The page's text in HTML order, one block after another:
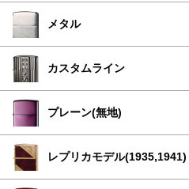
メタル
カスタムライン
プレーン(無地)
レプリカモデル(1935,1941)